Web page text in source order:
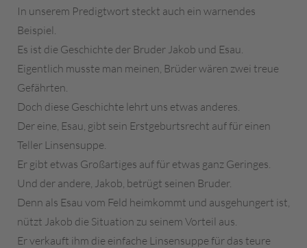
In unserem Predigtwort steckt auch ein warnendes
Beispiel.
Es ist die Geschichte der Bruder Jakob und Esau.
Eigentlich musste man meinen, Brüder wären zwei treue
Gefährten.
Doch diese Geschichte lehrt uns etwas anderes.
Der eine, Esau, gibt sein Erstgeburtsrecht auf für einen
Teller Linsensuppe.
Er gibt etwas Großartiges auf für etwas ganz Geringes.
Und der andere, Jakob, betrügt seinen Bruder.
Denn als Esau vom Feld heimkommt und ausgehungert ist,
nützt Jakob die Situation zu seinem Vorteil aus.
Er verkauft ihm die einfache Linsensuppe für das teure